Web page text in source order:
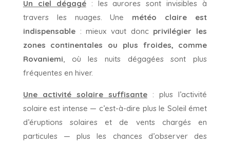
Un ciel dégagé : les aurores sont invisibles à
travers les nuages. Une météo claire est
indispensable: mieux vaut donc privilégier les
zones continentales ou plus froides, comme
Rovaniemi, où les nuits dégagées sont plus
fréquentes en hiver.
Une activité solaire suffisante : plus l’activité
solaire est intense — c’est-à-dire plus le Soleil émet
d’éruptions solaires et de vents chargés en
particules — plus les chances d’observer des